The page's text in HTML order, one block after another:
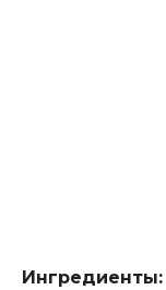
Ингредиенты: